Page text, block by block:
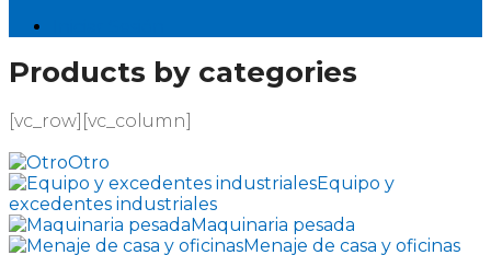
Products by categories
[vc_row][vc_column]
Otro
Equipo y
excedentes industriales
Maquinaria pesada
Menaje de casa y oficinas